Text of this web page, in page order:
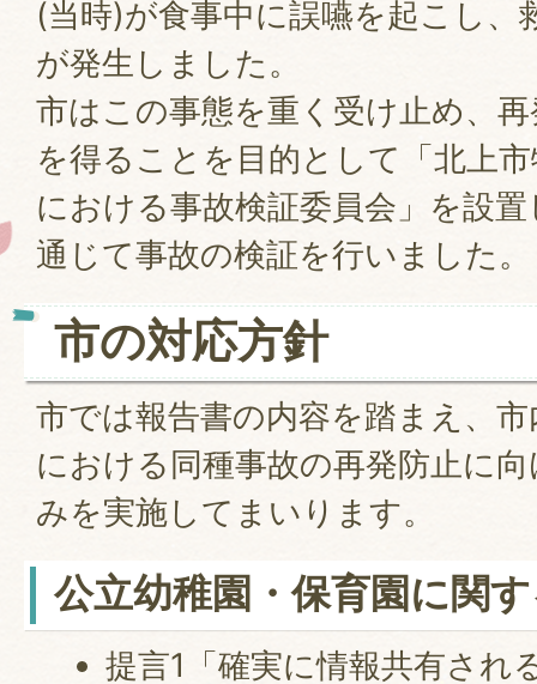
(当時)が食事中に誤嚥を起こし、
が発生しました。
市はこの事態を重く受け止め、
を得ることを目的として「北上
における事故検証委員会」を設
通じて事故の検証を行いました。
市の対応方針
市では報告書の内容を踏まえ、
における同種事故の再発防止に
みを実施してまいります。
公立幼稚園・保育園に関
提言1「確実に情報共有され